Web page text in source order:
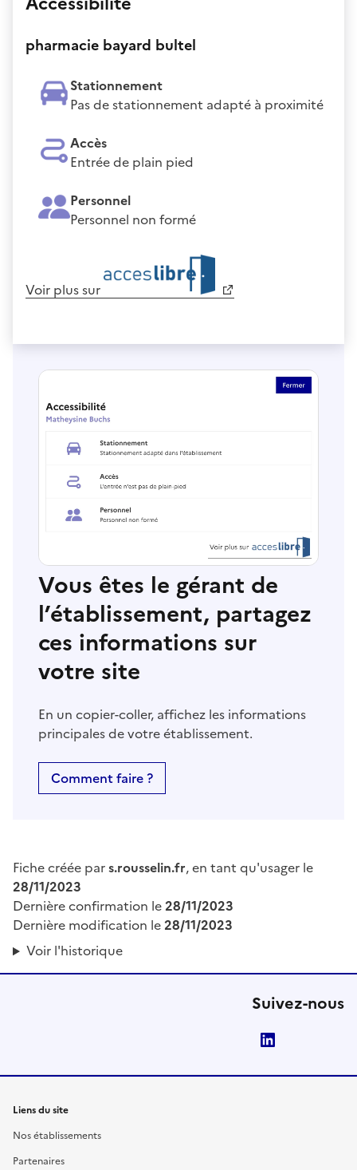
pharmacie bayard bultel
Stationnement
Pas de stationnement adapté à proximité
Accès
Entrée de plain pied
Personnel
Personnel non formé
Voir plus sur
Vous êtes le gérant de
l’établissement, partagez
ces informations sur
votre site
En un copier-coller, affichez les informations
principales de votre établissement.
Comment faire ?
Fiche créée pars.rousselin.fr, en tant qu'usager le
28/11/2023
Dernière confirmation le28/11/2023
Dernière modification le28/11/2023
Voir l'historique
Suivez-nous
Liens du site
Nos établissements
Partenaires